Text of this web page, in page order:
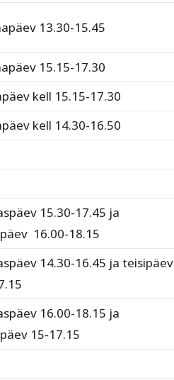
13.30-15.45
15.15-17.30
kell 15.15-17.30
kell 14.30-16.50
15.30-17.45 ja
16.00-18.15
14.30-16.45 ja teisipäev
16.00-18.15 ja
15-17.15